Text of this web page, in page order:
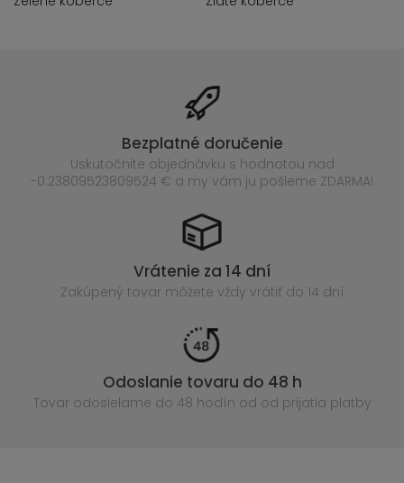
Bezplatné doručenie
Uskutočnite objednávku s hodnotou nad
-0.23809523809524 € a my vám ju pošleme ZDARMA!
Vrátenie za 14 dní
Zakúpený tovar môžete vždy vrátiť do 14 dní
Odoslanie tovaru do 48 h
Tovar odosielame do 48 hodín od od prijatia platby